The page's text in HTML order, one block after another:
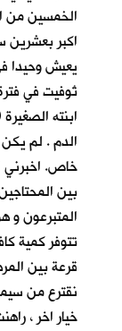
الخمسين من
اكبر بعشرين
يعيش وحيدا
تُوفيت في
ابنته
الدم . لم
خاص. اخبرني
بين
المتبرعون و
تتوفر كمية
قرعة بين
نقترع من
خيار اخر ،